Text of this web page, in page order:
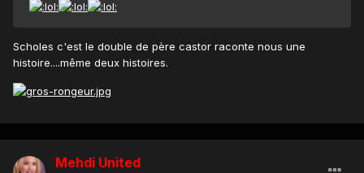
Scholes c'est le double de père castor raconte nous une
histoire....même deux histoires.
Mehdi United